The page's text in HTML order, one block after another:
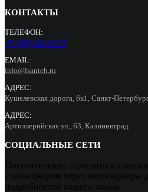
КОНТАКТЫ
ТЕЛЕФОН:
+7 (965) 000 90 55
EMAIL:
info@lsanteh.ru
АДРЕС:
Кушелевская дорога, 6к1, Санкт-
АДРЕС:
Артиллерийская ул., 63, Калининград
СОЦИАЛЬНЫЕ СЕТИ
Посетите наши страницы в
с менеджером через мессенджеры
подробностей вашего заказа